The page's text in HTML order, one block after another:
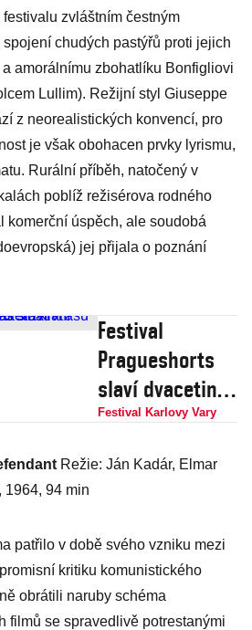
zvláštním čestným
chudých pastýřů proti jejich
amorálnímu zbohatlíku Bonfigliovi
Lullim). Režijní styl Giuseppe
z neorealistických konvencí, pro
je však obohacen prvky lyrismu,
Rurální příběh, natočený v
poblíž režisérova rodného
komerční úspěch, ale soudobá
jej přijala o poznání
Festival
Pragueshorts
slaví dvacetiny,
uvede přes sto
filmů pro děti
porno
Festival Karlovy Vary
Režie: Ján Kadár, Elmar
1964, 94 min
patřilo v době svého vzniku mezi
kritiku komunistického
obrátili naruby schéma
filmů se spravedlivě potrestanými